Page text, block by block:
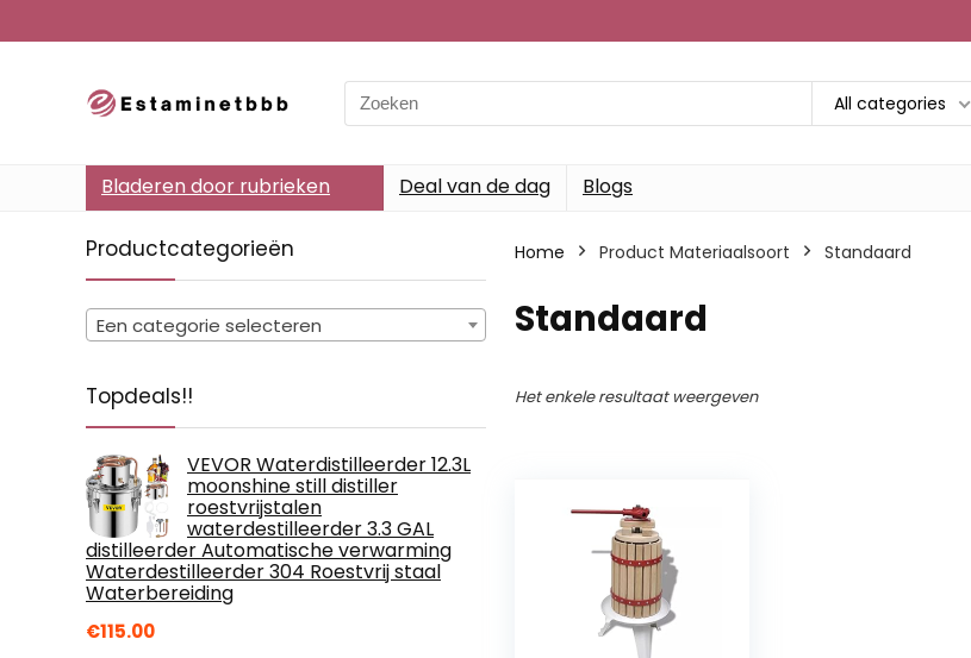
Search
for:
All categories
Bladeren door rubrieken Deal van de dag Blogs
Productcategorieën
Een categorie selecteren
Topdeals!!
VEVOR Waterdistilleerder 12.3L
moonshine still distiller
roestvrijstalen
waterdestilleerder 3.3 GAL
distilleerder Automatische verwarming
Waterdestilleerder 304 Roestvrij staal
Waterbereiding
€115.00
Home Product Materiaalsoort ‎Standaard
‎Standaard
Het enkele resultaat weergeven